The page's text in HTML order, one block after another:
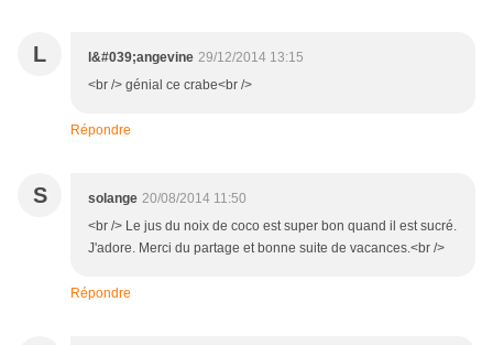
L l&#039;angevine 29/12/2014 13:15
<br /> génial ce crabe<br />
Répondre
S solange 20/08/2014 11:50
<br /> Le jus du noix de coco est super bon quand il est sucré.
J'adore. Merci du partage et bonne suite de vacances.<br />
Répondre